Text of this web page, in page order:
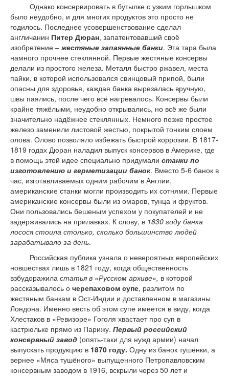
Однако консервировать в бутылке с узким горлышком
было неудобно, и для многих продуктов это просто не
годилось. Последнее усовершенствование сделал
англичанин Питер Дюран, запатентовавший своё
изобретение – жестяные запаянные банки. Эта тара была
намного прочнее стеклянной. Первые жестяные консервы
делали из простого железа. Металл быстро ржавел, места
пайки, в которой использовался свинцовый припой, были
опасны для здоровья, каждая банка вырезалась вручную,
швы паялись, после чего всё нагревалось. Консервы были
крайне тяжёлыми, неудобно открывались, но всё же были
значительно надёжнее стеклянных. Немного позже простое
железо заменили листовой жестью, покрытой тонким слоем
олова. Олово позволяло избежать быстрой коррозии. В 1817-
1819 годах Дюран наладил выпуск консервов в Америке, где
в помощь этой идее специально придумали станки по
изготовлению и герметизации банок. Вместо 5-6 банок в
час, изготавливаемых одним рабочим в Англии,
американские станки могли производить их сотнями. Первые
американские консервы были из омаров, тунца и фруктов.
Они пользовались бешеным успехом у покупателей и не
задерживались на прилавках. К слову, в 1830 году банка
лосося стоила столько, сколько большинство людей
зарабатывало за день.
Российская публика узнала о невероятных европейских
новшествах лишь в 1821 году, когда общественность
взбудоражила статья в «Русском архиве», в которой
рассказывалось о черепаховом супе, разлитом по
жестяным банкам в Ост-Индии и доставленном в магазины
Лондона. Именно весть об этом супе имеется в виду, когда
Хлестаков в «Ревизоре» Гоголя хвастает про суп в
кастрюльке прямо из Парижу. Первый российский
консервный завод (опять-таки для нужд армии) начал
выпускать продукцию в 1870 году. Одну из банок тушёнки, а
вернее «Мяса тушёного» выпущенного Петропавловским
консервным заводом в 1916, вскрыли через 50 лет и